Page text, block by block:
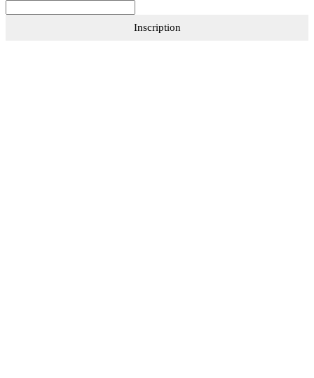
Inscription